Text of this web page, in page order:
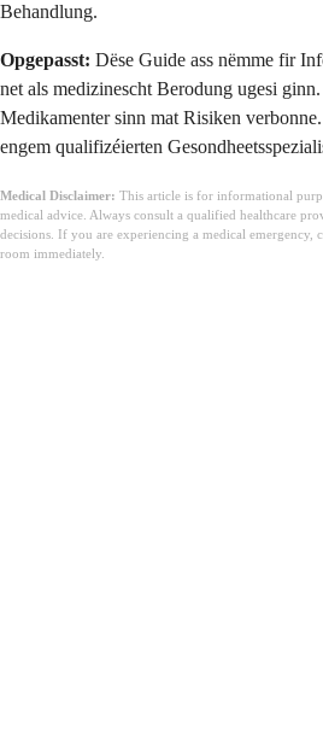
Behandlung.
Opgepasst: Dëse Guide ass nëmme fir
net als medizinescht Berodung ugesi
Medikamenter sinn mat Risiken
engem qualifizéierten
Medical Disclaimer: This article is for informational
medical advice. Always consult a qualified healthcare
decisions. If you are experiencing a medical emergency,
room immediately.